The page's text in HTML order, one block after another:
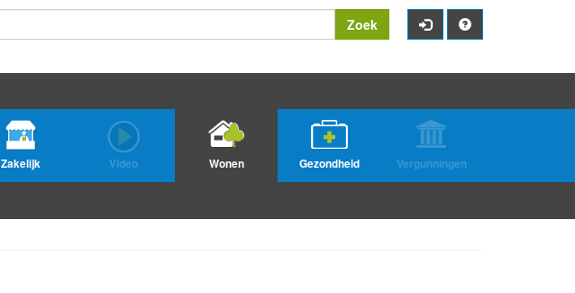
Zoek
Zakelijk Video Wonen Gezondheid Vergunningen